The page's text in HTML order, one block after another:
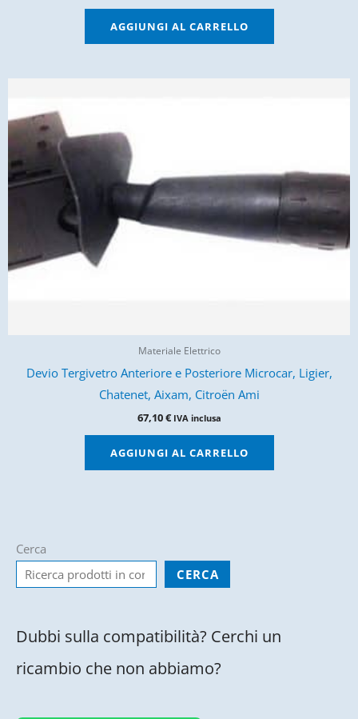
AGGIUNGI AL CARRELLO
Materiale Elettrico
Devio Tergivetro Anteriore e Posteriore Microcar, Ligier,
Chatenet, Aixam, Citroën Ami
67,10€ IVA inclusa
AGGIUNGI AL CARRELLO
Cerca
CERCA
Dubbi sulla compatibilità? Cerchi un
ricambio che non abbiamo?